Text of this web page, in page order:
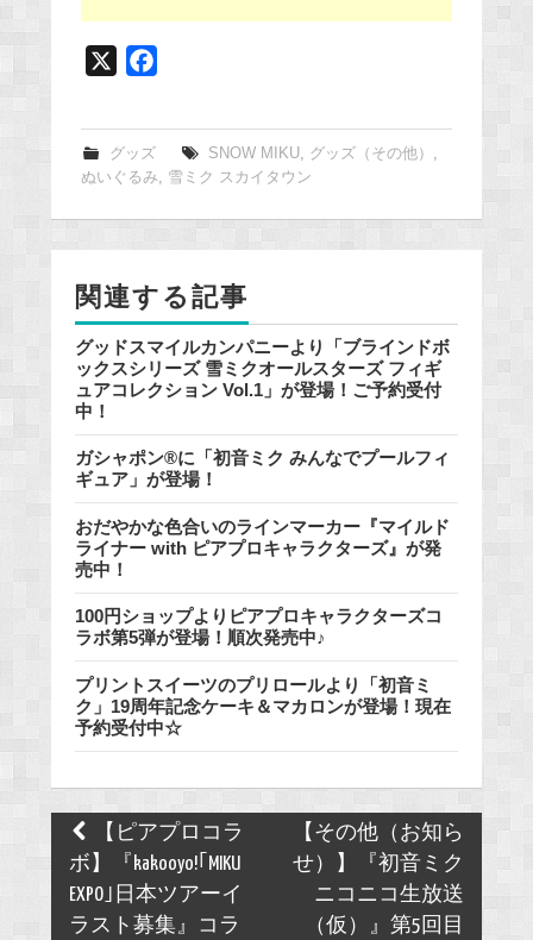
b
o
o
グッズ SNOW MIKU, グッズ（その他）
ぬいぐるみ
雪ミク スカイタウン
関連する記事
グッドスマイルカンパニーより「ブラインドボ
ックスシリーズ 雪ミクオールスターズ フィギ
ュアコレクション Vol.1」が登場！ご予約受付
中！
ガシャポン®に「初音ミク みんなでプールフィ
ギュア」が登場！
おだやかな色合いのラインマーカー『マイルド
ライナー with ピアプロキャラクターズ』が発
売中！
100円ショップよりピアプロキャラクターズコ
ラボ第5弾が登場！順次発売中♪
プリントスイーツのプリロールより「初音ミ
ク」19周年記念ケーキ＆マカロンが登場！現在
予約受付中☆
Post
navigation
【ピアプロコラ
ボ】『kakooyo!｢MIKU
EXPO｣日本ツアーイ
ラスト募集』コラ
【その他（お知ら
せ）】『初音ミク
ニコニコ生放送
（仮）』第5回目